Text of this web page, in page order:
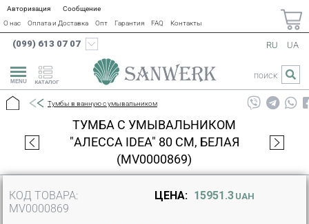
Авторизация
Сообщение
О нас
Оплата и Доставка Опт Гарантия FAQ Контакты
(099) 613 07 07
КАТАЛОГ
RU UA
ПОИСК
Тумбы в ванную с умывальником
ТУМБА С УМЫВАЛЬНИКОМ
"АЛЕССА IDEA" 80 СМ, БЕЛАЯ
(MV0000869)
КОД ТОВАРА:
MV0000869
ЦЕНА: 15951.3 UAH